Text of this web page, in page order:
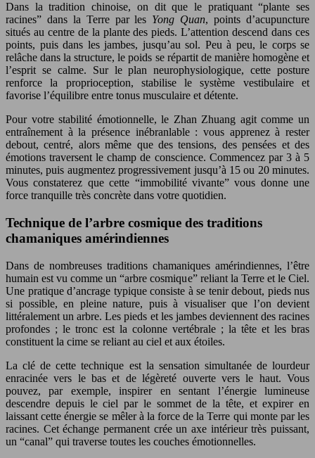
Dans la tradition chinoise, on dit que le pratiquant “plante ses
racines” dans la Terre par les Yong Quan, points d’acupuncture
situés au centre de la plante des pieds. L’attention descend dans ces
points, puis dans les jambes, jusqu’au sol. Peu à peu, le corps se
relâche dans la structure, le poids se répartit de manière homogène et
l’esprit se calme. Sur le plan neurophysiologique, cette posture
renforce la proprioception, stabilise le système vestibulaire et
favorise l’équilibre entre tonus musculaire et détente.
Pour votre stabilité émotionnelle, le Zhan Zhuang agit comme un
entraînement à la présence inébranlable : vous apprenez à rester
debout, centré, alors même que des tensions, des pensées et des
émotions traversent le champ de conscience. Commencez par 3 à 5
minutes, puis augmentez progressivement jusqu’à 15 ou 20 minutes.
Vous constaterez que cette “immobilité vivante” vous donne une
force tranquille très concrète dans votre quotidien.
Technique de l’arbre cosmique des traditions
chamaniques amérindiennes
Dans de nombreuses traditions chamaniques amérindiennes, l’être
humain est vu comme un “arbre cosmique” reliant la Terre et le Ciel.
Une pratique d’ancrage typique consiste à se tenir debout, pieds nus
si possible, en pleine nature, puis à visualiser que l’on devient
littéralement un arbre. Les pieds et les jambes deviennent des racines
profondes ; le tronc est la colonne vertébrale ; la tête et les bras
constituent la cime se reliant au ciel et aux étoiles.
La clé de cette technique est la sensation simultanée de lourdeur
enracinée vers le bas et de légèreté ouverte vers le haut. Vous
pouvez, par exemple, inspirer en sentant l’énergie lumineuse
descendre depuis le ciel par le sommet de la tête, et expirer en
laissant cette énergie se mêler à la force de la Terre qui monte par les
racines. Cet échange permanent crée un axe intérieur très puissant,
un “canal” qui traverse toutes les couches émotionnelles.